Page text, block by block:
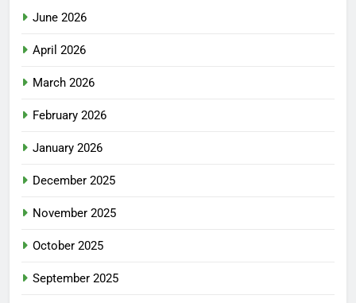
June 2026
April 2026
March 2026
February 2026
January 2026
December 2025
November 2025
October 2025
September 2025